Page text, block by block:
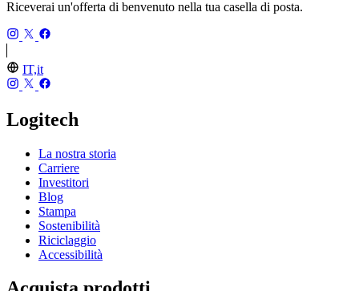
Riceverai un'offerta di benvenuto nella tua casella di posta.
IT,it
Logitech
La nostra storia
Carriere
Investitori
Blog
Stampa
Sostenibilità
Riciclaggio
Accessibilità